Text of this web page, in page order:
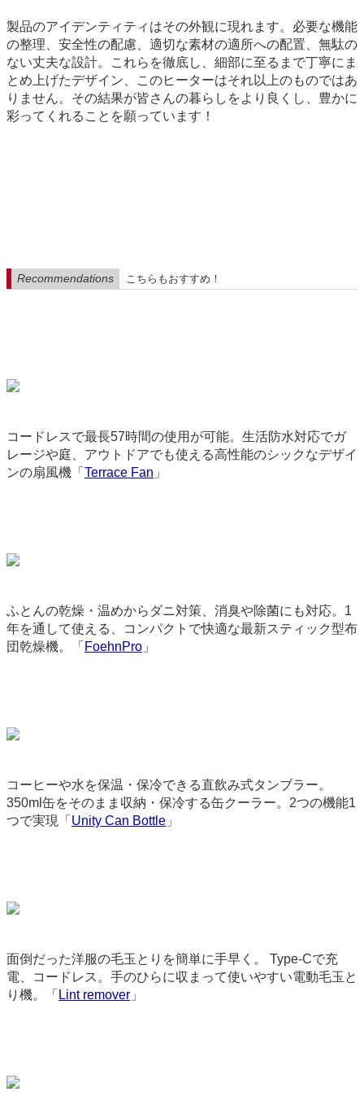
製品のアイデンティティはその外観に現れます。必要な機能
の整理、安全性の配慮、適切な素材の適所への配置、無駄の
ない丈夫な設計。これらを徹底し、細部に至るまで丁寧にま
とめ上げたデザイン、このヒーターはそれ以上のものではあ
りません。その結果が皆さんの暮らしをより良くし、豊かに
彩ってくれることを願っています！
Recommendations こちらもおすすめ！
コードレスで最長57時間の使用が可能。生活防水対応でガ
レージや庭、アウトドアでも使える高性能のシックなデザイ
ンの扇風機「 Terrace Fan 」
ふとんの乾燥・温めからダニ対策、消臭や除菌にも対応。1
年を通して使える、コンパクトで快適な最新スティック型布
団乾燥機。「 FoehnPro 」
コーヒーや水を保温・保冷できる直飲み式タンブラー。
350ml缶をそのまま収納・保冷する缶クーラー。2つの機能1
つで実現「 Unity Can Bottle 」
面倒だった洋服の毛玉とりを簡単に手早く。 Type-Cで充
電、コードレス。手のひらに収まって使いやすい電動毛玉と
り機。「 Lint remover 」